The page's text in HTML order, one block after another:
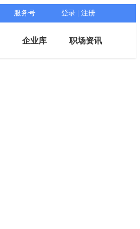
服务号 登录 注册
企业库 职场资讯